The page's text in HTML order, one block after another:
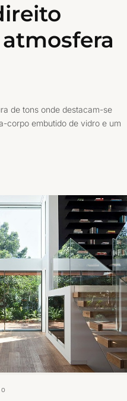
de tons onde destacam-se
corpo embutido de vidro e um